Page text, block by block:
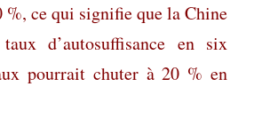
%, ce qui signifie que la Chine
d’autosuffisance en six
pourrait chuter à 20 % en